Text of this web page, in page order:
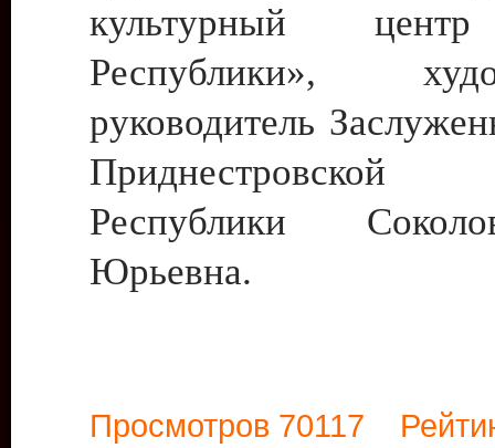
культурный
Республики»,
руководитель
Приднестровской
Республики
Юрьевна.
Просмотров 70117